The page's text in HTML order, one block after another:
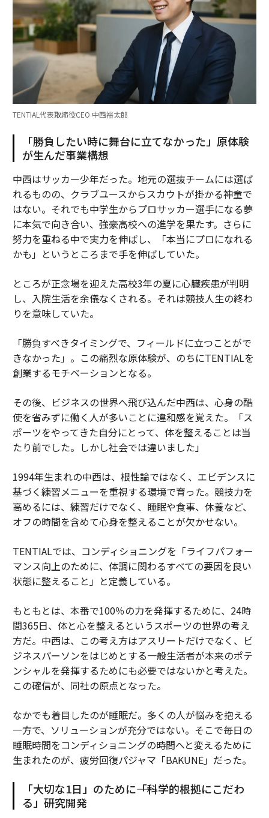
TENTIAL代表取締役CEO 中西裕太郎
「勝負したい時に舞台に立てなかった」原体験
が生んだ事業構想
中西はサッカー少年だった。地元の選抜チームには選ば
れるものの、クラブユースからスカウトが掛かる神童で
はない。それでも中学生からプロサッカー選手になる夢
に本気で向き合い、強豪高校への進学を果たす。さらに
努力を重ねる中で実力を伸ばし、「本当にプロになれる
かも」というところまで手を伸ばしていた。
ところが正念場を迎えた高校3年の夏に心臓疾患が判明
し、入院生活を余儀なくされる。それは競技人生の終わ
りを意味していた。
「勝負すべきタイミングで、フィールドに立つことがで
きなかった」。この痛烈な原体験が、のちにTENTIALを
創業するモチベーションとなる。
その後、ビジネスの世界へ飛び込んだ中西は、心身の酷
使を省みずに働く人が多いことに違和感を覚えた。「ス
ポーツをやってきた自分にとって、体を整えることは当
たり前でした。しかし社会では違いました」
1994年生まれの中西は、根性論ではなく、エビデンスに
基づく練習メニューを重視する環境で育った。競技力を
高めるには、練習だけでなく、睡眠や食事、休養など、
オフの時間を含めて心身を整えることが欠かせない。
TENTIALでは、コンディショニングを「ライフパフォー
マンス向上のために、体調に関わるすべての要因を良い
状態に整えること」と定義している。
もともとは、本番で100％の力を発揮するために、24時
間365日、体と心を整えるというスポーツの世界の考え
方だ。中西は、この考え方はアスリートだけでなく、ビ
ジネスパーソンをはじめとする一般生活者が本来のポテ
ンシャルを発揮するためにも必要ではないかと考えた。
この確信が、同社の原点となった。
なかでも着目したのが睡眠だ。多くの人が悩みを抱える
一方で、ソリューションが充分ではない。そこで毎日の
睡眠時間をコンディショニングの時間へと変えるために
生まれたのが、疲労回復パジャマ「BAKUNE」だった。
「大切な1日」のために――「科学的根拠にこだわ
る」研究開発